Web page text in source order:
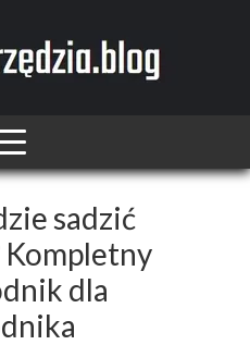
sadzić
Kompletny
dla